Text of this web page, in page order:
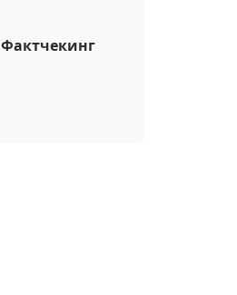
Фактчекинг